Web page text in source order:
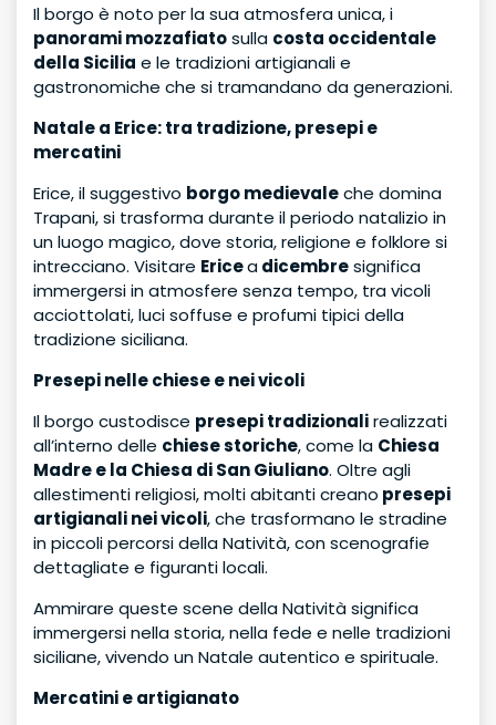
Il borgo è noto per la sua atmosfera unica, i
panorami mozzafiatosulla costa occidentale
della Sicilia e le tradizioni artigianali e
gastronomiche che si tramandano da generazioni.
Natale a Erice: tra tradizione, presepi e
mercatini
Erice, il suggestivo borgo medievaleche domina
Trapani, si trasforma durante il periodo natalizio in
un luogo magico, dove storia, religione e folklore si
intrecciano. Visitare Ericeadicembresignifica
immergersi in atmosfere senza tempo, tra vicoli
acciottolati, luci soffuse e profumi tipici della
tradizione siciliana.
Presepi nelle chiese e nei vicoli
Il borgo custodisce presepi tradizionalirealizzati
all’interno delle chiese storiche, come la Chiesa
Madre e la Chiesa di San Giuliano. Oltre agli
allestimenti religiosi, molti abitanti creano presepi
artigianali nei vicoli, che trasformano le stradine
in piccoli percorsi della Natività, con scenografie
dettagliate e figuranti locali.
Ammirare queste scene della Natività significa
immergersi nella storia, nella fede e nelle tradizioni
siciliane, vivendo un Natale autentico e spirituale.
Mercatini e artigianato